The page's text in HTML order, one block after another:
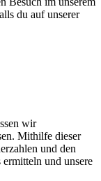
du auf unserer
wir
Mithilfe dieser
und den
und unsere